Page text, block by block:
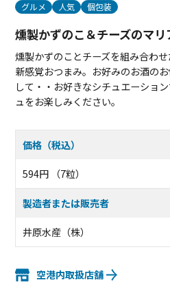
グルメ 人気 個包装
燻製かずのこ＆チーズのマリ
燻製かずのことチーズを組み合わ
新感覚おつまみ。お好みのお酒の
して・・お好きなシチュエーショ
ュをお楽しみください。
価格（税込）
594円 （7粒）
製造者または販売者
井原水産（株）
空港内取扱店舗